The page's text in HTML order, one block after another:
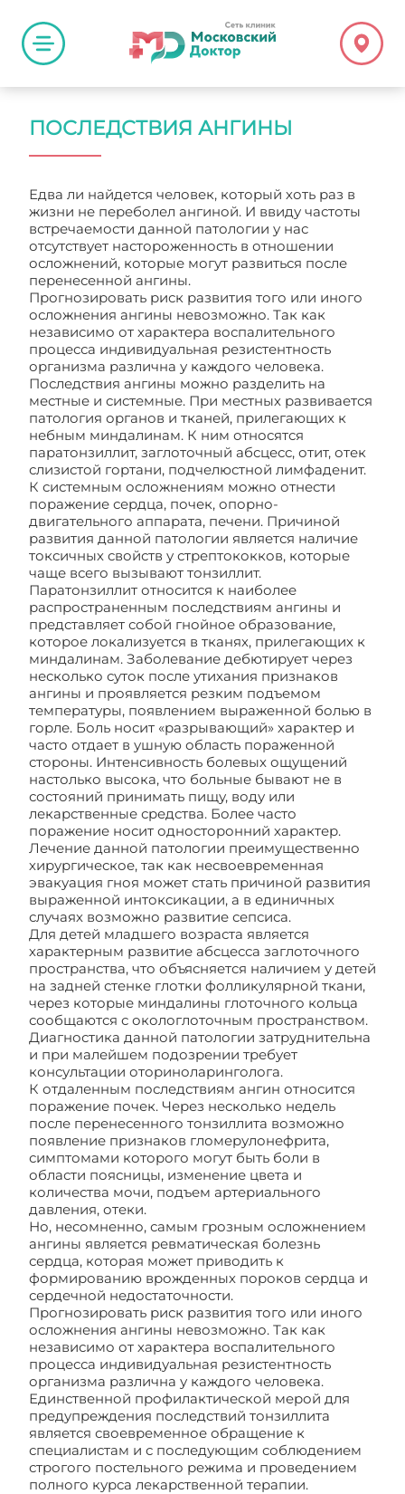
ПОСЛЕДСТВИЯ АНГИНЫ
Едва ли найдется человек, который хоть раз в
жизни не переболел ангиной. И ввиду частоты
встречаемости данной патологии у нас
отсутствует настороженность в отношении
осложнений, которые могут развиться после
перенесенной ангины.
Прогнозировать риск развития того или иного
осложнения ангины невозможно. Так как
независимо от характера воспалительного
процесса индивидуальная резистентность
организма различна у каждого человека.
Последствия ангины можно разделить на
местные и системные. При местных развивается
патология органов и тканей, прилегающих к
небным миндалинам. К ним относятся
паратонзиллит, заглоточный абсцесс, отит, отек
слизистой гортани, подчелюстной лимфаденит.
К системным осложнениям можно отнести
поражение сердца, почек, опорно-
двигательного аппарата, печени. Причиной
развития данной патологии является наличие
токсичных свойств у стрептококков, которые
чаще всего вызывают тонзиллит.
Паратонзиллит относится к наиболее
распространенным последствиям ангины и
представляет собой гнойное образование,
которое локализуется в тканях, прилегающих к
миндалинам. Заболевание дебютирует через
несколько суток после утихания признаков
ангины и проявляется резким подъемом
температуры, появлением выраженной болью в
горле. Боль носит «разрывающий» характер и
часто отдает в ушную область пораженной
стороны. Интенсивность болевых ощущений
настолько высока, что больные бывают не в
состояний принимать пищу, воду или
лекарственные средства. Более часто
поражение носит односторонний характер.
Лечение данной патологии преимущественно
хирургическое, так как несвоевременная
эвакуация гноя может стать причиной развития
выраженной интоксикации, а в единичных
случаях возможно развитие сепсиса.
Для детей младшего возраста является
характерным развитие абсцесса заглоточного
пространства, что объясняется наличием у детей
на задней стенке глотки фолликулярной ткани,
через которые миндалины глоточного кольца
сообщаются с окологлоточным пространством.
Диагностика данной патологии затруднительна
и при малейшем подозрении требует
консультации оториноларинголога.
К отдаленным последствиям ангин относится
поражение почек. Через несколько недель
после перенесенного тонзиллита возможно
появление признаков гломерулонефрита,
симптомами которого могут быть боли в
области поясницы, изменение цвета и
количества мочи, подъем артериального
давления, отеки.
Но, несомненно, самым грозным осложнением
ангины является ревматическая болезнь
сердца, которая может приводить к
формированию врожденных пороков сердца и
сердечной недостаточности.
Прогнозировать риск развития того или иного
осложнения ангины невозможно. Так как
независимо от характера воспалительного
процесса индивидуальная резистентность
организма различна у каждого человека.
Единственной профилактической мерой для
предупреждения последствий тонзиллита
является своевременное обращение к
специалистам и с последующим соблюдением
строгого постельного режима и проведением
полного курса лекарственной терапии.